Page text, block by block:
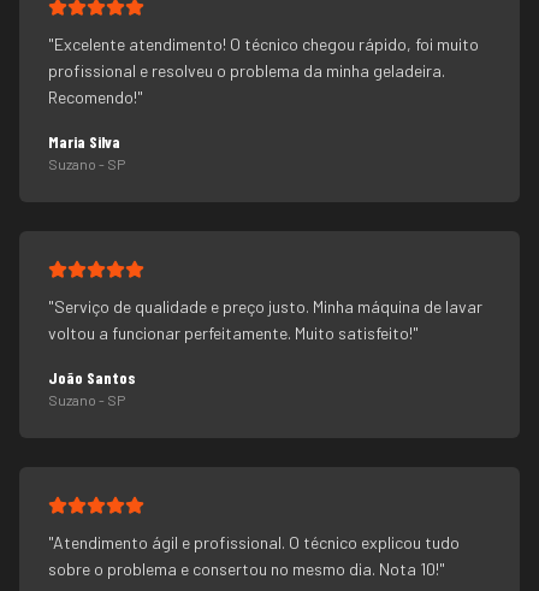
"Excelente atendimento! O técnico chegou rápido, foi muito
profissional e resolveu o problema da minha geladeira.
Recomendo!"
Maria Silva
Suzano - SP
"Serviço de qualidade e preço justo. Minha máquina de lavar
voltou a funcionar perfeitamente. Muito satisfeito!"
João Santos
Suzano - SP
"Atendimento ágil e profissional. O técnico explicou tudo
sobre o problema e consertou no mesmo dia. Nota 10!"